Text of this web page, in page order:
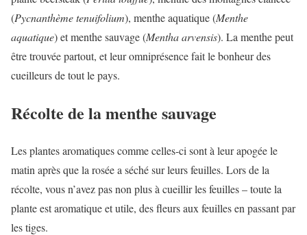
(Pycnanthème tenuifolium), menthe aquatique (Menthe
aquatique) et menthe sauvage (Mentha arvensis). La menthe peut
être trouvée partout, et leur omniprésence fait le bonheur des
cueilleurs de tout le pays.
Récolte de la menthe sauvage
Les plantes aromatiques comme celles-ci sont à leur apogée le
matin après que la rosée a séché sur leurs feuilles. Lors de la
récolte, vous n’avez pas non plus à cueillir les feuilles – toute la
plante est aromatique et utile, des fleurs aux feuilles en passant par
les tiges.